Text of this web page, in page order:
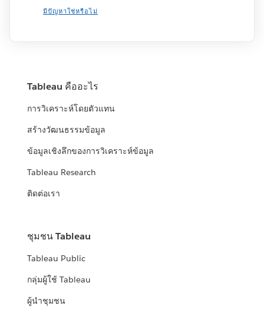
มีปัญหาใช่หรือไม่
Tableau คืออะไร
การวิเคราะห์โดยตัวแทน
สร้างวัฒนธรรมข้อมูล
ข้อมูลเชิงลึกของการวิเคราะห์ข้อมูล
Tableau Research
ติดต่อเรา
ชุมชน Tableau
Tableau Public
กลุ่มผู้ใช้ Tableau
ผู้นำชุมชน